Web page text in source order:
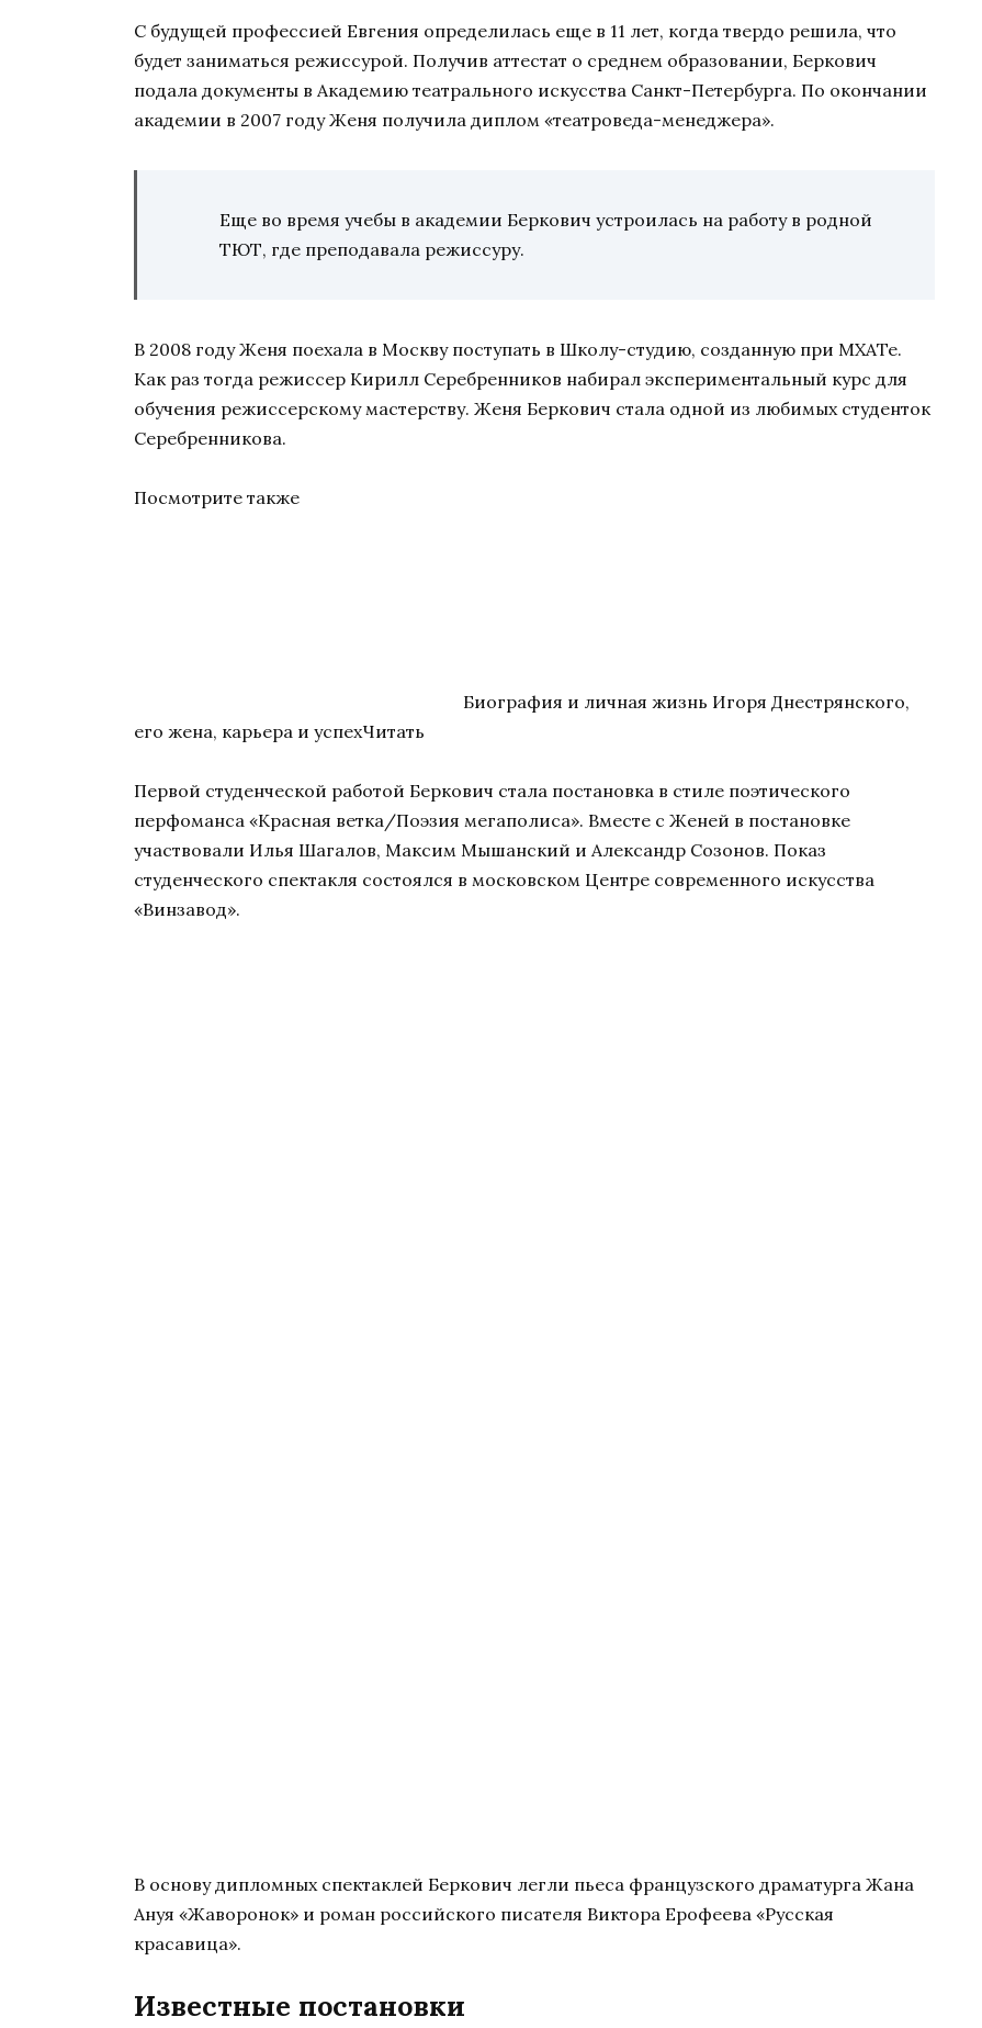
С будущей профессией Евгения определилась еще в 11 лет, когда твердо решила, что
будет заниматься режиссурой. Получив аттестат о среднем образовании, Беркович
подала документы в Академию театрального искусства Санкт-Петербурга. По окончании
академии в 2007 году Женя получила диплом «театроведа-менеджера».
Еще во время учебы в академии Беркович устроилась на работу в родной
ТЮТ, где преподавала режиссуру.
В 2008 году Женя поехала в Москву поступать в Школу-студию, созданную при МХАТе.
Как раз тогда режиссер Кирилл Серебренников набирал экспериментальный курс для
обучения режиссерскому мастерству. Женя Беркович стала одной из любимых студенток
Серебренникова.
Посмотрите также
Биография и личная жизнь Игоря Днестрянского,
его жена, карьера и успехЧитать
Первой студенческой работой Беркович стала постановка в стиле поэтического
перфоманса «Красная ветка/Поэзия мегаполиса». Вместе с Женей в постановке
участвовали Илья Шагалов, Максим Мышанский и Александр Созонов. Показ
студенческого спектакля состоялся в московском Центре современного искусства
«Винзавод».
В основу дипломных спектаклей Беркович легли пьеса французского драматурга Жана
Ануя «Жаворонок» и роман российского писателя Виктора Ерофеева «Русская
красавица».
Известные постановки